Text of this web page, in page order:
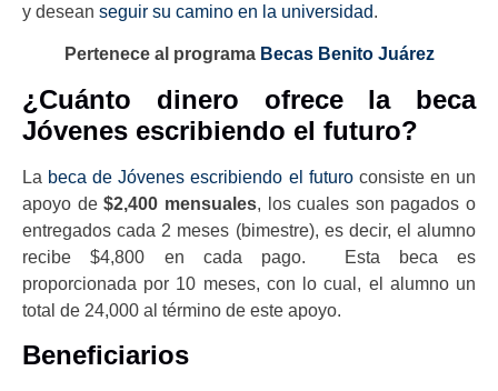
y desean seguir su camino en la universidad.
Pertenece al programa Becas Benito Juárez
¿Cuánto dinero ofrece la beca
Jóvenes escribiendo el futuro?
La beca de Jóvenes escribiendo el futuroconsiste en un
apoyo de$2,400 mensuales, los cuales son pagados o
entregados cada 2 meses (bimestre), es decir, el alumno
recibe $4,800 en cada pago. Esta beca es
proporcionada por 10 meses, con lo cual, el alumno un
total de 24,000 al término de este apoyo.
Beneficiarios